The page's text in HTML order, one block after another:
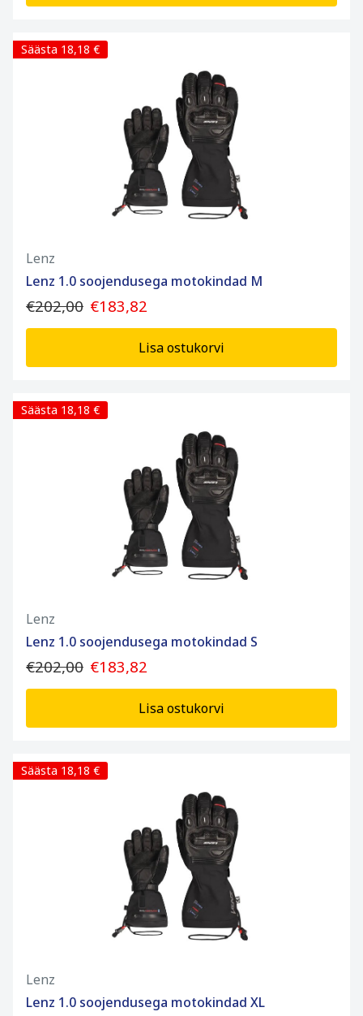
Säästa 18,18 €
Lenz
Lenz 1.0 soojendusega motokindad M
€202,00 €183,82
Lisa ostukorvi
Säästa 18,18 €
Lenz
Lenz 1.0 soojendusega motokindad S
€202,00 €183,82
Lisa ostukorvi
Säästa 18,18 €
Lenz
Lenz 1.0 soojendusega motokindad XL